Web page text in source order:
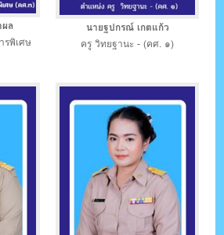
ล
รพิเศษ
นายฐปกรณ์ เกตแก้ว
ครู วิทยฐานะ - (คศ. ๑)